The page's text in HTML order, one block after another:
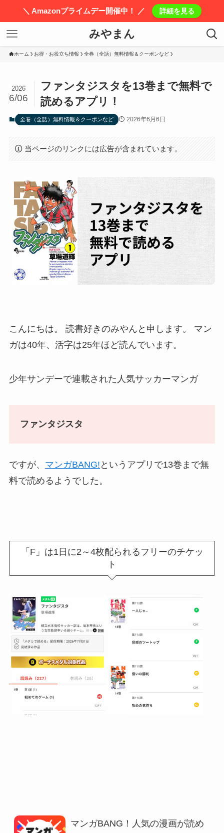
＼ Amazonプライムデー開催中！ ／ 詳細を見る
みやまん
ホーム お得・お役立ち情報 全巻（全話）無料情報＆クーポンなど
ファンタジスタを13巻まで無料で
読めるアプリ！
2026
6/06
全巻（全話）無料情報＆クーポンなど 2026年6月6日
当ページのリンクには広告が含まれています。
こんにちは。 読書好きのみやんと申します。 マン
ガは40年、活字は25年ほど読んでいます。
少年サンデーで連載された人気サッカーマンガ
ファンタジスタ
ですが、 マンガBANG! というアプリで13巻まで無
料で読めるようでした。
「F」は1日に2～4枚配られるフリーのチケッ
ト
マンガBANG！人気の漫画が読め